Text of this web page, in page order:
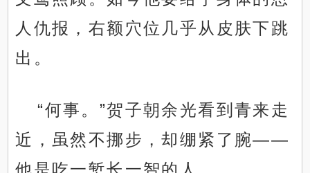
人仇报，右额穴位几乎从皮肤下跳
出。
“何事。”贺子朝余光看到青来走
近，虽然不挪步，却绷紧了腕——
他是吃一堑长一智的人。